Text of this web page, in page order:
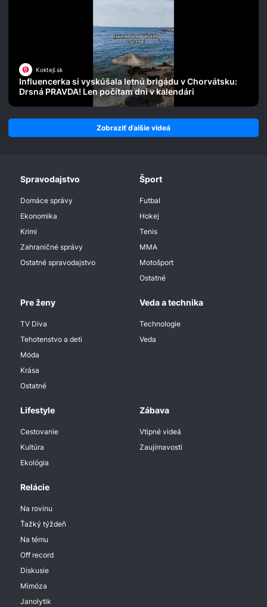
Koktejl.sk
Influencerka si vyskúšala letnú brigádu v Chorvátsku:
Drsná PRAVDA! Len počítam dni v kalendári
Zobraziť ďalšie videá
Spravodajstvo
Domáce správy
Ekonomika
Krimi
Zahraničné správy
Ostatné spravodajstvo
Šport
Futbal
Hokej
Tenis
MMA
Motošport
Ostatné
Pre ženy
TV Diva
Tehotenstvo a deti
Móda
Krása
Ostatné
Veda a technika
Technologie
Veda
Lifestyle
Cestovanie
Kultúra
Ekológia
Zábava
Vtipné videá
Zaujímavosti
Relácie
Na rovinu
Ťažký týždeň
Na tému
Off record
Diskusie
Mimóza
Janolytik